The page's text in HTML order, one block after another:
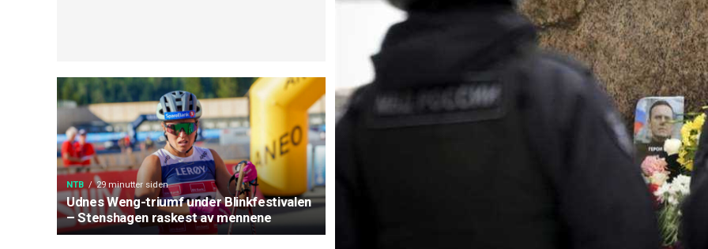
NTB 29 minutter siden
Udnes Weng-triumf under Blinkfestivalen
– Stenshagen raskest av mennene